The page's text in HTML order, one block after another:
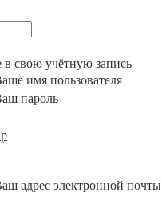
свою учётную запись
имя пользователя
пароль
адрес электронной почты